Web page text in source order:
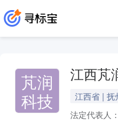
芃润
科技
江西芃
江西省 | 抚
法定代表人：